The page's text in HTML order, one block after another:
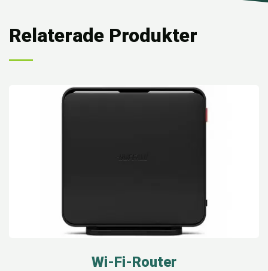
Relaterade Produkter
Wi-Fi-Router